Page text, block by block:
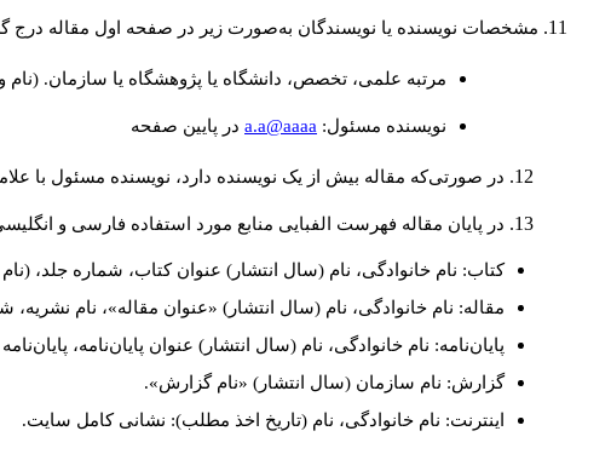
مشخصات نویسنده یا نویسندگان به‌صورت زیر در صفحه اول مقاله
مرتبه علمی، تخصص، دانشگاه یا پژوهشگاه یا سازمان.
نويسنده مسئول: a.a@aaaa در پايين صفحه
در صورتی‌که مقاله بیش از یک نویسنده دارد، نویسنده مسئول با
در پایان مقاله فهرست الفبایی منابع مورد استفاده فارسی و
کتاب: نام خانوادگی، نام (سال انتشار) عنوان کتاب، شماره جلد،
مقاله: نام خانوادگی، نام (سال انتشار) «عنوان مقاله»، نام
پایان‌نامه: نام خانوادگی، نام (سال انتشار) عنوان پایان‌نامه،
گزارش: نام سازمان (سال انتشار) «نام گزارش».
اینترنت: نام خانوادگی، نام (تاریخ اخذ مطلب): نشانی کامل سایت.